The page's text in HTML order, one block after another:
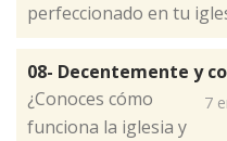
perfeccionado en tu
08- Decentemente y
7
¿Conoces cómo
funciona la iglesia y